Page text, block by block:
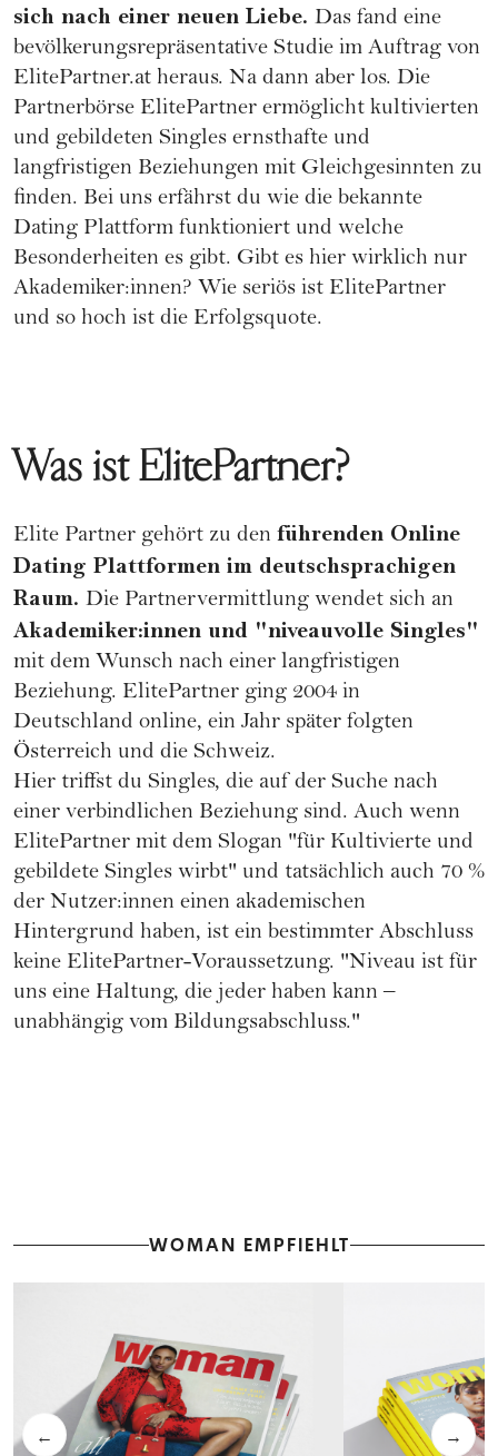
sich nach einer neuen Liebe. Das fand eine
bevölkerungsrepräsentative Studie im Auftrag von
ElitePartner.at heraus. Na dann aber los. Die
Partnerbörse ElitePartner ermöglicht kultivierten
und gebildeten Singles ernsthafte und
langfristigen Beziehungen mit Gleichgesinnten zu
finden. Bei uns erfährst du wie die bekannte
Dating Plattform funktioniert und welche
Besonderheiten es gibt. Gibt es hier wirklich nur
Akademiker:innen? Wie seriös ist ElitePartner
und so hoch ist die Erfolgsquote.
Was ist ElitePartner?
Elite Partner gehört zu den führenden Online
Dating Plattformen im deutschsprachigen
Raum. Die Partnervermittlung wendet sich an
Akademiker:innen und "niveauvolle Singles"
mit dem Wunsch nach einer langfristigen
Beziehung. ElitePartner ging 2004 in
Deutschland online, ein Jahr später folgten
Österreich und die Schweiz.
Hier triffst du Singles, die auf der Suche nach
einer verbindlichen Beziehung sind. Auch wenn
ElitePartner mit dem Slogan "für Kultivierte und
gebildete Singles wirbt" und tatsächlich auch 70 %
der Nutzer:innen einen akademischen
Hintergrund haben, ist ein bestimmter Abschluss
keine ElitePartner-Voraussetzung. "Niveau ist für
uns eine Haltung, die jeder haben kann –
unabhängig vom Bildungsabschluss."
WOMAN EMPFIEHLT
← →